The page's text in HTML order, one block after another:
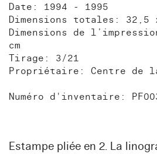
Date: 1994 - 1995
Dimensions totales: 32,5
Dimensions de
cm
Tirage: 3/21
Propriétaire: Centre de
Numéro d'inventaire:
Estampe pliée en 2. La